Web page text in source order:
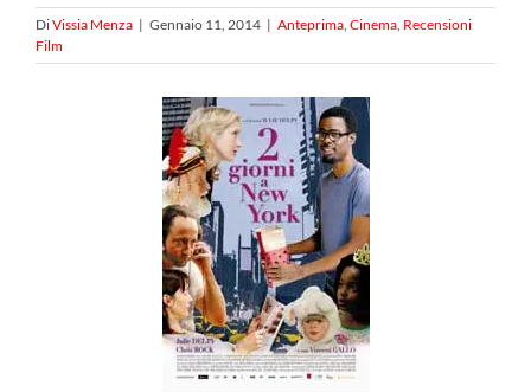
DiVissia Menza | Gennaio 11, 2014 | Anteprima, Cinema, Recensioni
Film